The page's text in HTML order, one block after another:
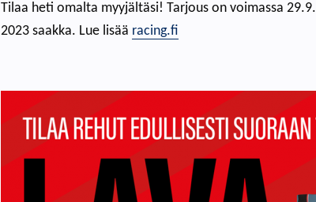
Tilaa heti omalta myyjältäsi! Tarjous on voimassa 29.9.
2023 saakka. Lue lisää racing.fi